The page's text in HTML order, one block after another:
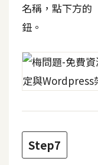
作
電
o
C
o
m
m
名稱，點下方的
鈕。
Step7